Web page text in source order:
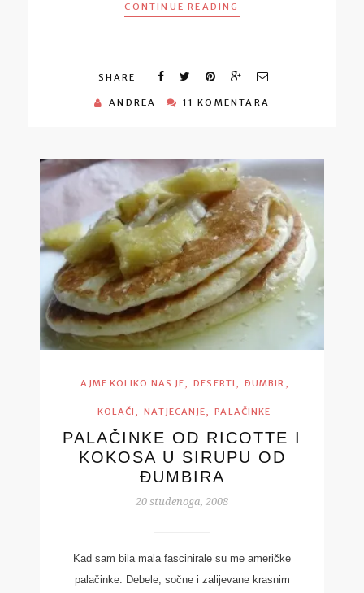
CONTINUE READING
SHARE
ANDREA 11 KOMENTARA
AJME KOLIKO NAS JE, DESERTI , ĐUMBIR ,
KOLAČI , NATJECANJE, PALAČINKE
PALAČINKE OD RICOTTE I
KOKOSA U SIRUPU OD
ĐUMBIRA
20 studenoga, 2008
Kad sam bila mala fascinirale su me američke
palačinke. Debele, sočne i zalijevane krasnim